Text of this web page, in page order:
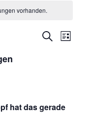
vorhanden.
SucheListe
hat das gerade